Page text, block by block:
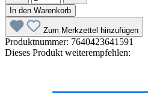
In den Warenkorb
Zum Merkzettel hinzufügen
Produktnummer: 7640423641591
Dieses Produkt weiterempfehlen: